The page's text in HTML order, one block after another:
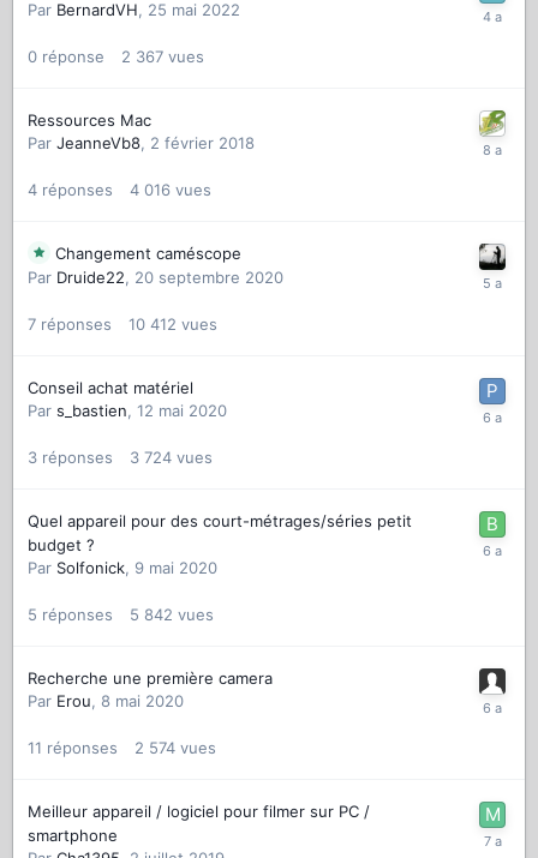
Par BernardVH, 25 mai 2022
0 réponse 2 367 vues
Ressources Mac
Par JeanneVb8, 2 février 2018
4 réponses 4 016 vues
Changement caméscope
Par Druide22, 20 septembre 2020
7 réponses 10 412 vues
Conseil achat matériel
Par s_bastien, 12 mai 2020
3 réponses 3 724 vues
Quel appareil pour des court-métrages/séries petit
budget ?
Par Solfonick, 9 mai 2020
5 réponses 5 842 vues
Recherche une première camera
Par Erou, 8 mai 2020
11 réponses 2 574 vues
Meilleur appareil / logiciel pour filmer sur PC /
smartphone